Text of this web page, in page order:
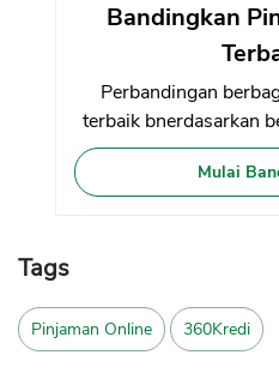
Bandingkan
Perbandingan
terbaik bnerdasarkan
Mulai
Tags
Pinjaman Online 360Kredi